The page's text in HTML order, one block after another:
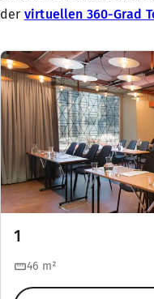
der virtuellen 360-Grad
1
46 m²